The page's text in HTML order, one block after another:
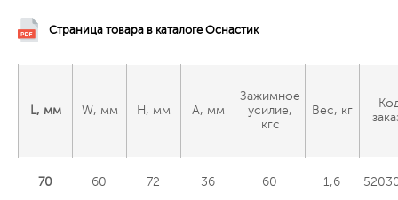
Страница товара в каталоге Оснастик
L, мм W, мм H, мм A, мм
Зажимное
усилие,
кгс
Вес, кг
70 60 72 36 60 1,6